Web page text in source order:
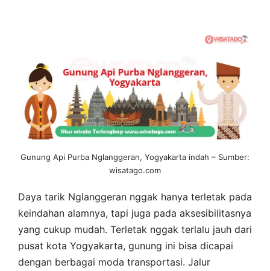
Gunung Api Purba Nglanggeran, Yogyakarta indah – Sumber:
wisatago.com
Daya tarik Nglanggeran nggak hanya terletak pada
keindahan alamnya, tapi juga pada aksesibilitasnya
yang cukup mudah. Terletak nggak terlalu jauh dari
pusat kota Yogyakarta, gunung ini bisa dicapai
dengan berbagai moda transportasi. Jalur